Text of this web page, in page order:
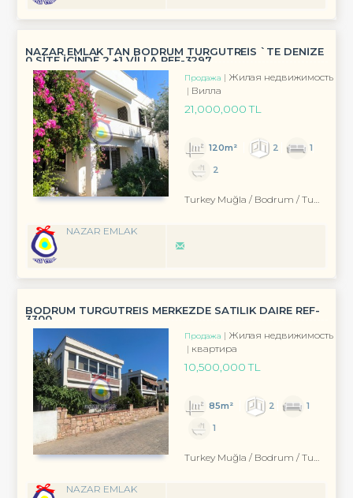
NAZAR EMLAK TAN BODRUM TURGUTREİS `TE DENİZE
0 SİTE İÇİNDE 2 +1 VİLLA REF-3297
Продажа
Жилая недвижимость
Вилла
21,000,000 TL
120m² 2
1
2
Turkey Muğla / Bodrum / Turgutreis
NAZAR EMLAK
BODRUM TURGUTREIS MERKEZDE SATILIK DAIRE REF-
3300
Продажа
Жилая недвижимость
квартира
10,500,000 TL
85m² 2
1
1
Turkey Muğla / Bodrum / Turgutreis
NAZAR EMLAK